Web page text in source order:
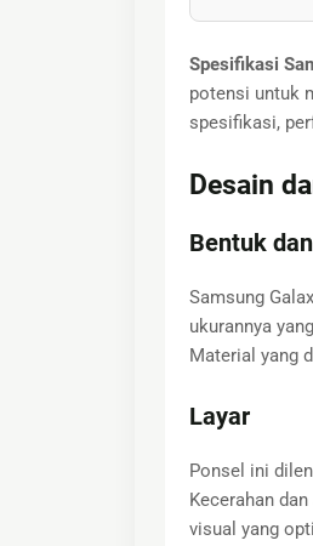
Spesifikasi
potensi untuk
spesifikasi,
Desain
Bentuk
Samsung
ukurannya
Material yang
Layar
Ponsel ini
Kecerahan
visual yang